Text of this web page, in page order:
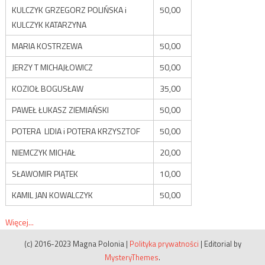
KULCZYK GRZEGORZ POLIŃSKA i
KULCZYK KATARZYNA
50,00
MARIA KOSTRZEWA
50,00
JERZY T MICHAJŁOWICZ
50,00
KOZIOŁ BOGUSŁAW
35,00
PAWEŁ ŁUKASZ ZIEMIAŃSKI
50,00
POTERA LIDIA i POTERA KRZYSZTOF
50,00
NIEMCZYK MICHAŁ
20,00
SŁAWOMIR PIĄTEK
10,00
KAMIL JAN KOWALCZYK
50,00
Więcej...
(c) 2016-2023 Magna Polonia | Polityka prywatności | Editorial by
MysteryThemes.